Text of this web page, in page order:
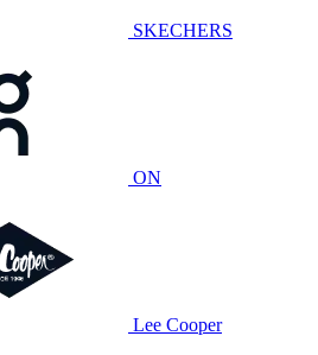
SKECHERS
ON
Lee Cooper